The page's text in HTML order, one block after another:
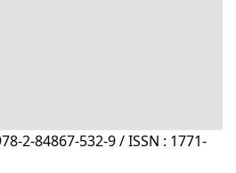
2-84867-532-9 / ISSN : 1771-